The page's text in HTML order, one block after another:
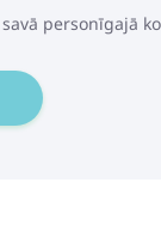
personīgajā